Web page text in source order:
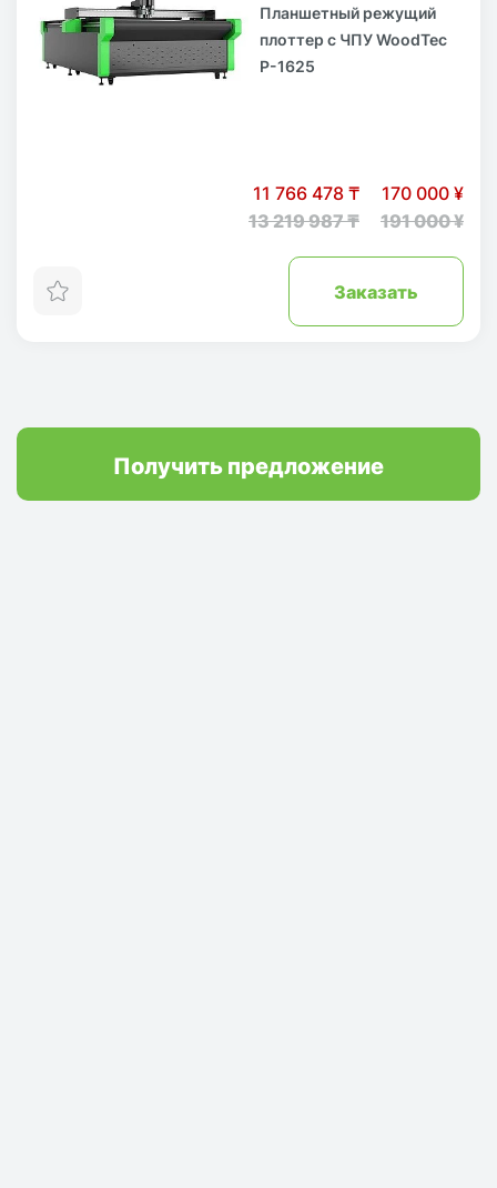
Планшетный режущий
плоттер с ЧПУ WoodTec
P-1625
11 766 478 ₸
13 219 987 ₸
170 000 ¥
191 000 ¥
Заказать
Получить предложение